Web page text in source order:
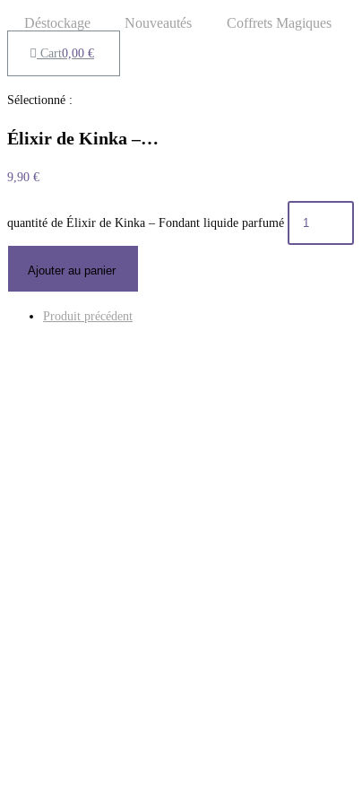
Déstockage Nouveautés Coffrets Magiques
0,00 €
Cart
Sélectionné :
Élixir de Kinka –…
9,90 €
quantité de Élixir de Kinka – Fondant liquide parfumé
Ajouter au panier
Produit précédent